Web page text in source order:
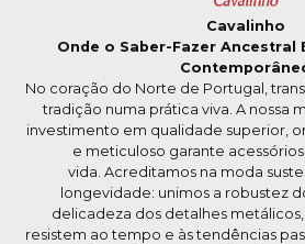
Cavalinho
Onde o Saber-Fazer Ancestral
No coração do Norte de Portugal,
tradição numa prática viva. A nossa
investimento em qualidade superior,
e meticuloso garante
vida. Acreditamos na moda
longevidade: unimos a robustez
delicadeza dos detalhes
resistem ao tempo e às tendências